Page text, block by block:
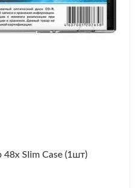
Slim Case (1шт)